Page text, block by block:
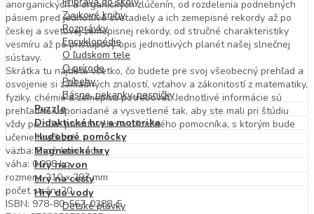
Zvukové knihy
Rozprávky
Encyklopédie
O ľudskom tele
O prírode
Príbehy
Básne, riekanky, pesničky
Puzzle
Didaktické hry a motorika
Hudobné pomôcky
Magnetické hry
Hry na von
Hry na cesty
Hry do vody
Detské plavky
anorganických a organických zlúčenín, od rozdelenia podnebných
pásiem pred jednotlivé svetadiely a ich zemepisné rekordy až po
českej a svetovej zemepisnej rekordy, od stručné charakteristiky
vesmíru až po prístupový opis jednotlivých planét našej slnečnej
sústavy.
Skrátka tu nájdete všetko, čo budete pre svoj všeobecný prehľad a
osvojenie si základných znalostí, vzťahov a zákonitostí z matematiky,
fyziky, chémie a zemepisu potrebovať. Jednotlivé informácie sú
prehľadne usporiadané a vysvetlené tak, aby ste mali pri štúdiu
vždy po ruke pohotového a užitočného pomocníka, s ktorým bude
učenie hračkou!
väzba: Brož. laminácia
váha: 0.098 kg
rozmery: 210 x 297 mm
počet strán: 20
ISBN: 978-80-567-0388-5